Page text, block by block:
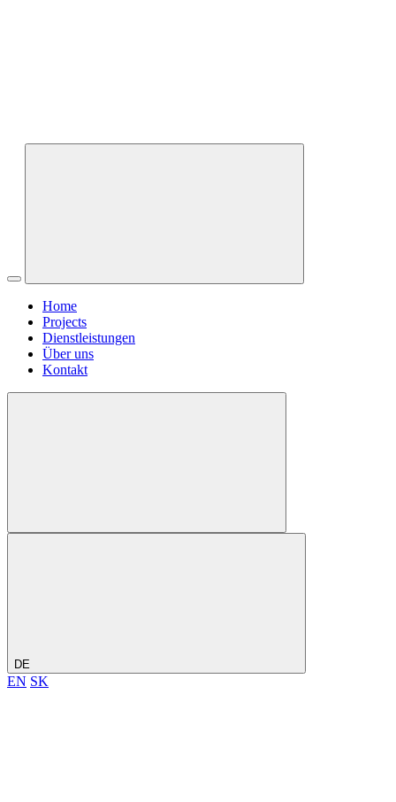
Home
Projects
Dienstleistungen
Über uns
Kontakt
DE
EN SK